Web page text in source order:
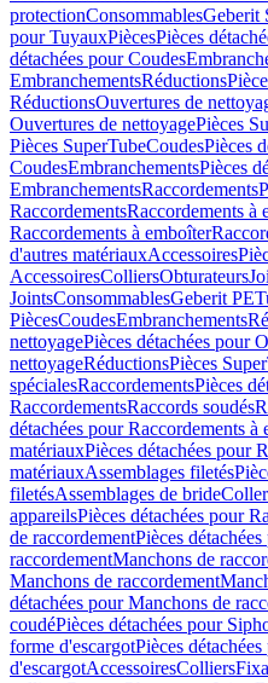
protectionConsommablesGeberit
pour TuyauxPiècesPièces
détachées pour Coudes
EmbranchementsRéductions
RéductionsOuvertures de
Ouvertures de nettoyagePièces
Pièces SuperTubeCoudesPièces
CoudesEmbranchementsPièces
EmbranchementsRaccordements
RaccordementsRaccordements à
Raccordements à emboîter
d'autres matériauxAccessoires
AccessoiresColliersObturateurs
JointsConsommablesGeberit PE
PiècesCoudesEmbranchements
nettoyagePièces détachées pour
nettoyageRéductionsPièces
spécialesRaccordementsPièces
RaccordementsRaccords soudés
détachées pour Raccordements à
matériauxPièces détachées pour
matériauxAssemblages filetés
filetésAssemblages de bride
appareilsPièces détachées pour
de raccordementPièces
raccordementManchons de
Manchons de raccordement
détachées pour Manchons de
coudéPièces détachées pour
forme d'escargotPièces
d'escargotAccessoiresColliers